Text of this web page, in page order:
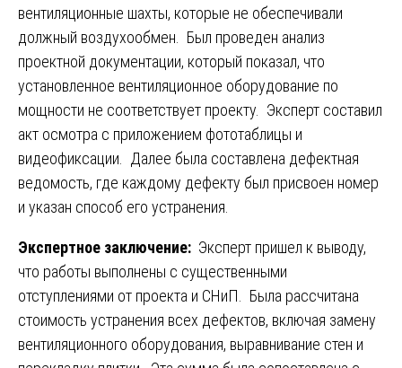
вентиляционные шахты, которые не обеспечивали
должный воздухообмен. Был проведен анализ
проектной документации, который показал, что
установленное вентиляционное оборудование по
мощности не соответствует проекту. Эксперт составил
акт осмотра с приложением фототаблицы и
видеофиксации. Далее была составлена дефектная
ведомость, где каждому дефекту был присвоен номер
и указан способ его устранения.
Экспертное заключение: Эксперт пришел к выводу,
что работы выполнены с существенными
отступлениями от проекта и СНиП. Была рассчитана
стоимость устранения всех дефектов, включая замену
вентиляционного оборудования, выравнивание стен и